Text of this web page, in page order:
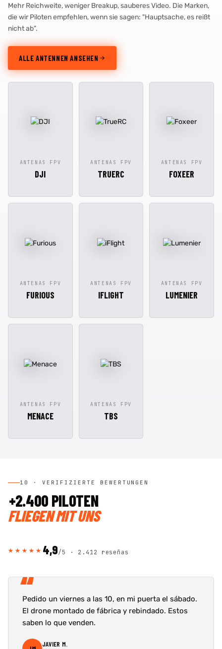
Mehr Reichweite, weniger Breakup, sauberes Video. Die Marken,
die wir Piloten empfehlen, wenn sie sagen: "Hauptsache, es reißt
nicht ab".
ALLE ANTENNEN ANSEHEN
ANTENAS FPV
DJI
ANTENAS FPV
TRUERC
ANTENAS FPV
FOXEER
ANTENAS FPV
FURIOUS
ANTENAS FPV
IFLIGHT
ANTENAS FPV
LUMENIER
ANTENAS FPV
MENACE
ANTENAS FPV
TBS
10 · VERIFIZIERTE BEWERTUNGEN
+2.400 PILOTEN
FLIEGEN MIT UNS
★★★★★ 4,9/5 · 2.412 reseñas
“
Pedido un viernes a las 10, en mi puerta el sábado.
El drone montado de fábrica y rebindado. Estos
saben lo que venden.
JAVIER M.